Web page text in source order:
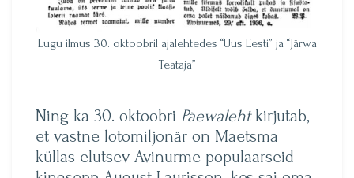
Lugu ilmus 30. oktoobril ajalehtedes “Uus Eesti” ja “Järwa
Teataja”
Ning ka 30. oktoobri Päewalehtkirjutab,
et vastne lotomiljonär on Maetsma
küllas elutsev Avinurme populaarseid